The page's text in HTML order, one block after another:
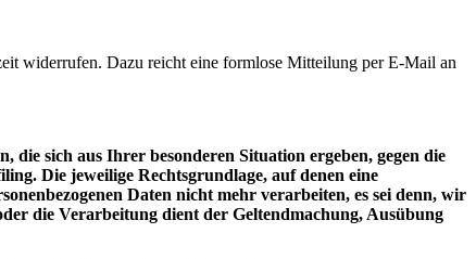
widerrufen. Dazu reicht eine formlose Mitteilung per E-Mail an
sich aus Ihrer besonderen Situation ergeben, gegen die
Die jeweilige Rechtsgrundlage, auf denen eine
Daten nicht mehr verarbeiten, es sei denn, wir
die Verarbeitung dient der Geltendmachung, Ausübung